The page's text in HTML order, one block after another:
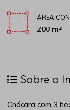
ÁREA
200 m²
Sobre o
Chácara com 3